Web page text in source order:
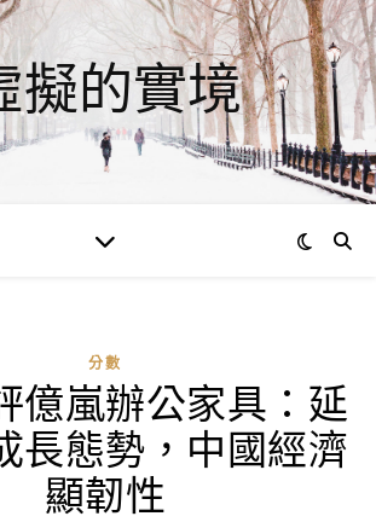
擬的實境
分數
億嵐辦公家具：延
長態勢，中國經濟
顯韌性
0
評